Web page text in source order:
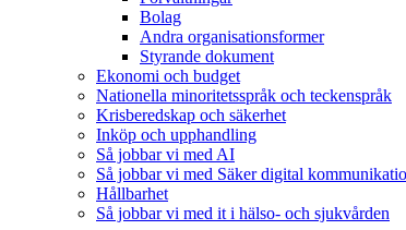
Bolag
Andra organisationsformer
Styrande dokument
Ekonomi och budget
Nationella minoritetsspråk och teckenspråk
Krisberedskap och säkerhet
Inköp och upphandling
Så jobbar vi med AI
Så jobbar vi med Säker digital
Hållbarhet
Så jobbar vi med it i hälso- och sjukvården